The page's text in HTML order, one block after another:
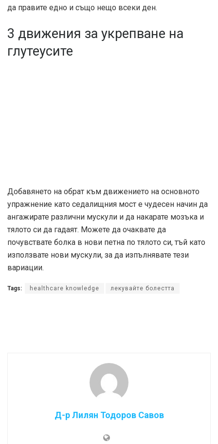
да правите едно и също нещо всеки ден.
3 движения за укрепване на
глутеусите
Добавянето на обрат към движението на основното
упражнение като седалищния мост е чудесен начин да
ангажирате различни мускули и да накарате мозъка и
тялото си да гадаят. Можете да очаквате да
почувствате болка в нови петна по тялото си, тъй като
използвате нови мускули, за да изпълнявате тези
вариации.
Tags: healthcare knowledge лекувайте болестта
Д-р Лилян Тодоров Савов